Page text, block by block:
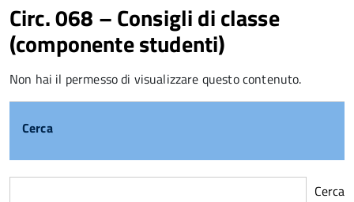
Circ. 068 – Consigli di classe
(componente studenti)
Non hai il permesso di visualizzare questo contenuto.
Cerca
Cerca